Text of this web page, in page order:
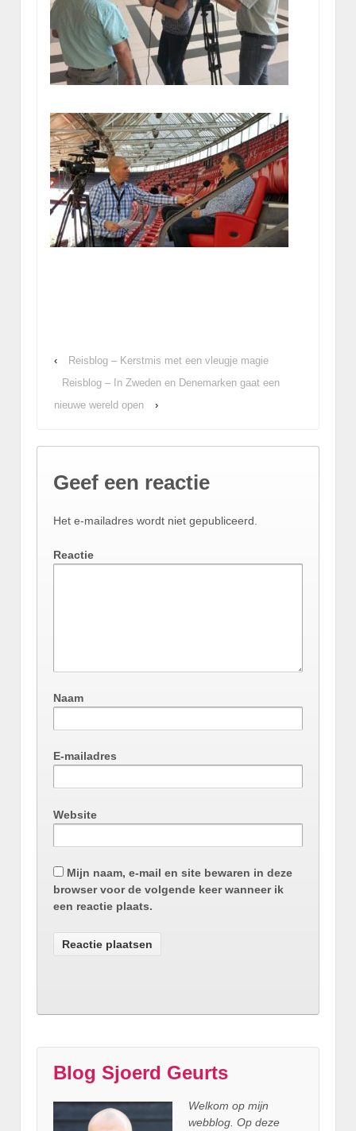
‹
Reisblog – Kerstmis met een vleugje magie
Reisblog – In Zweden en Denemarken gaat een
nieuwe wereld open
›
Geef een reactie
Het e-mailadres wordt niet gepubliceerd.
Reactie
Naam
E-mailadres
Website
Mijn naam, e-mail en site bewaren in deze
browser voor de volgende keer wanneer ik
een reactie plaats.
Blog Sjoerd Geurts
Welkom op mijn
webblog. Op deze